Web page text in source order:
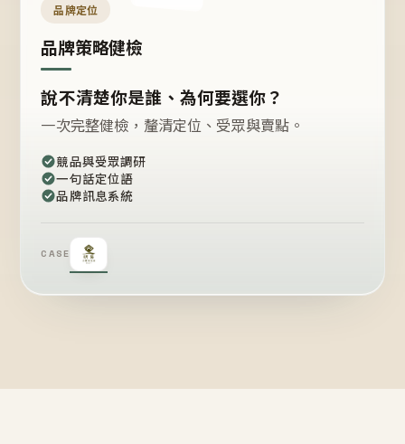
品牌定位
品牌策略健檢
說不清楚你是誰、為何要選你？
一次完整健檢，釐清定位、受眾與賣點。
競品與受眾調研
一句話定位語
品牌訊息系統
CASE